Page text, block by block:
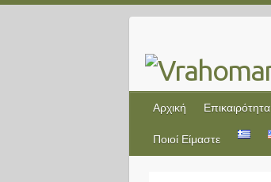
Αρχική Επικαιρότητα
Ποιοί Είμαστε